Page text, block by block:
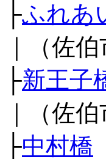
├ふれあ
｜（佐
├新王子
｜（佐
├中村橋